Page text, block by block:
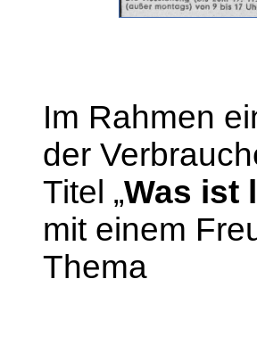
Im Rahmen
der
Titel „Was ist
mit einem
Thema